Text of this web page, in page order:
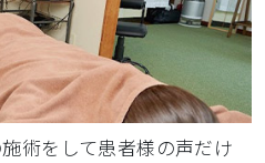
術をして患者様の声だけ